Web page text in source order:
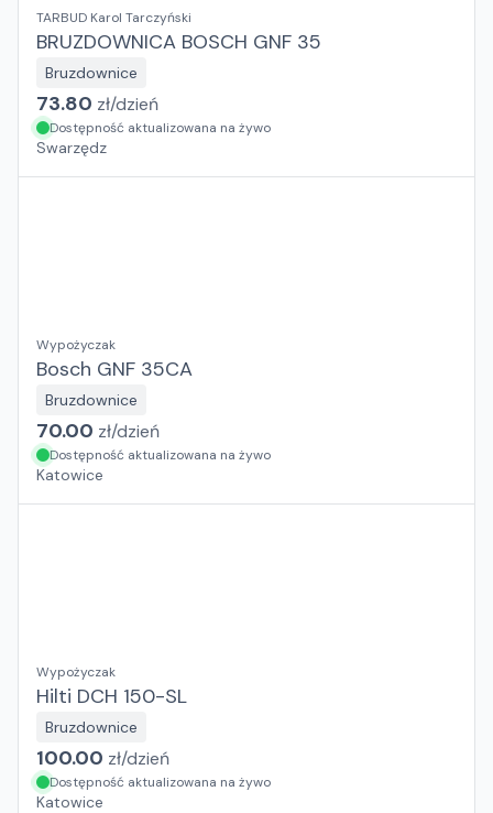
TARBUD Karol Tarczyński
BRUZDOWNICA BOSCH GNF 35
Bruzdownice
73.80 zł/dzień
Dostępność aktualizowana na żywo
Swarzędz
Wypożyczak
Bosch GNF 35CA
Bruzdownice
70.00 zł/dzień
Dostępność aktualizowana na żywo
Katowice
Wypożyczak
Hilti DCH 150-SL
Bruzdownice
100.00 zł/dzień
Dostępność aktualizowana na żywo
Katowice